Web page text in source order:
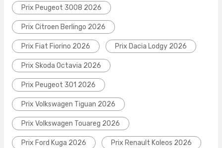
Prix Peugeot 3008 2026
Prix Citroen Berlingo 2026
Prix Fiat Fiorino 2026 Prix Dacia Lodgy 2026
Prix Skoda Octavia 2026
Prix Peugeot 301 2026
Prix Volkswagen Tiguan 2026
Prix Volkswagen Touareg 2026
Prix Ford Kuga 2026 Prix Renault Koleos 2026